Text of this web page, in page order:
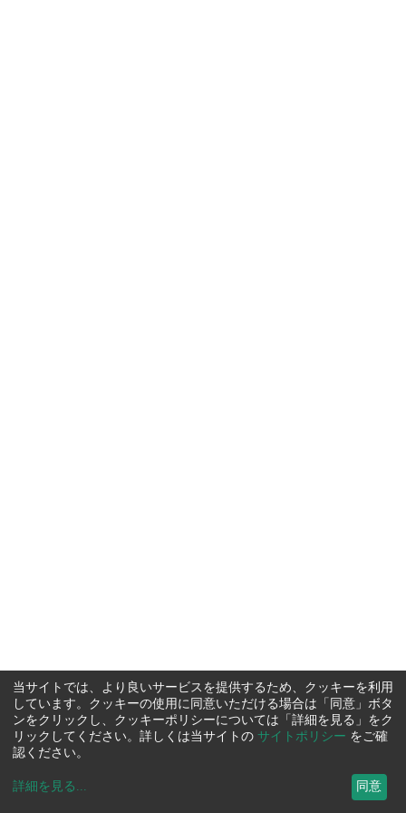
当サイトでは、より良いサービスを提供するため、クッキーを利用
しています。クッキーの使用に同意いただける場合は「同意」ボタ
ンをクリックし、クッキーポリシーについては「詳細を見る」をク
リックしてください。詳しくは当サイトの サイトポリシー をご確
認ください。
詳細を見る ... 同意